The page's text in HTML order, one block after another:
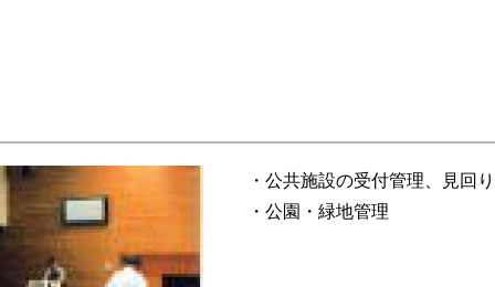
・公共施設の受付管理、見回
・公園・緑地管理